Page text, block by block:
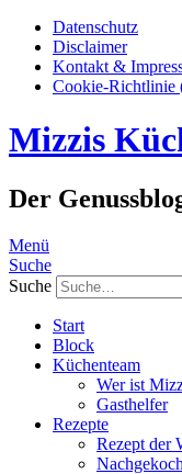
Datenschutz
Disclaimer
Kontakt &
Cookie-Richtlinie
Mizzis
Der
Menü
Suche
Suche
Start
Block
Küchenteam
Wer ist
Gasthelfer
Rezepte
Rezept der